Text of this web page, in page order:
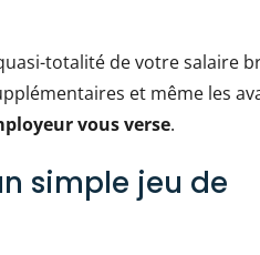
totalité de votre salaire
et même les
vous verse.
simple jeu de